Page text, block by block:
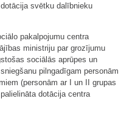
svētku dalībnieku
pakalpojumu centra
ministriju par grozījumu
sociālās aprūpes un
pilngadīgam personām
(personām ar I un II grupas
dotācija centra